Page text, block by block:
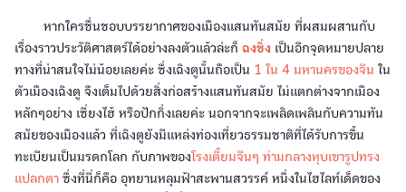
หากใครชื่นชอบบรรยากาศของเมืองแสนทันสมัย ที่ผสมผสานกับ
เรื่องราวประวัติศาสตร์ได้อย่างลงตัวแล้วล่ะก็ ฉงชิ่ง เป็นอีกจุดหมายปลาย
ทางที่น่าสนใจไม่น้อยเลยค่ะ ซึ่งเฉิงตูนั้นถือเป็น 1 ใน 4 มหานครของจีน ใน
ตัวเมืองเฉิงตู จึงเต็มไปด้วยสิ่งก่อสร้างแสนทันสมัย ไม่แตกต่างจากเมือง
หลักๆอย่าง เซี่ยงไฮ้ หรือปักกิ่งเลยค่ะ นอกจากจะเพลิดเพลินกับความทัน
สมัยของเมืองแล้ว ที่เฉิงตูยังมีแหล่งท่องเที่ยวธรรมชาติที่ได้รับการขึ้น
ทะเบียนเป็นมรดกโลก กับภาพของโรงเตี๊ยมจีนๆ ท่ามกลางหุบเขารูปทรง
แปลกตา ซึ่งที่นี่ก็คือ อุทยานหลุมฟ้าสะพานสวรรค์ หนึ่งในไฮไลท์เด็ดของ